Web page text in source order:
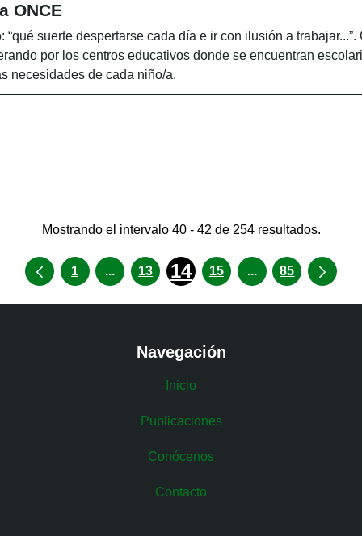
ONCE
suerte despertarse cada día e ir con ilusión a
por los centros educativos donde se encuentran
necesidades de cada niño/a.
Mostrando el intervalo 40 - 42 de 254 resultados.
1 ... Páginas intermedias Use TAB para
13 14 15 ... Páginas
85
Navegación
Inicio
Publicaciones
Conócenos
Contacto